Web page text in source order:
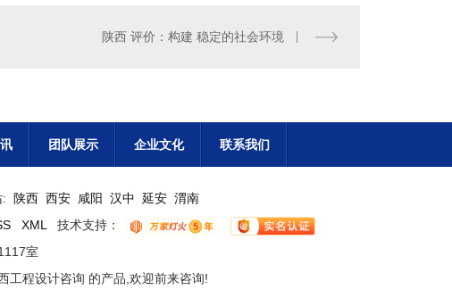
陕西 评价：构建 稳定的社会环境
团队展示 企业文化 联系我们
: 陕西 西安 咸阳 汉中 延安 渭南
XML
技术支持：
室
工程设计咨询 的产品,欢迎前来咨询!